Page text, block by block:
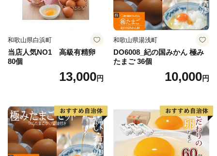
和歌山県白浜町
当店人気NO1 高級有精卵
80個
13,000円
和歌山県湯浅町
DO6008_紀の国みかん 極み
たまご 36個
10,000円